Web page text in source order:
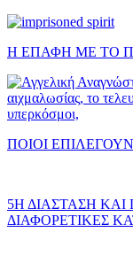
Η ΕΠΑΦΗ ΜΕ ΤΟ
ΠΟΙΟΙ
5Η ΔΙΑΣΤΑΣΗ
ΔΙΑΦΟΡΕΤΙΚΕΣ